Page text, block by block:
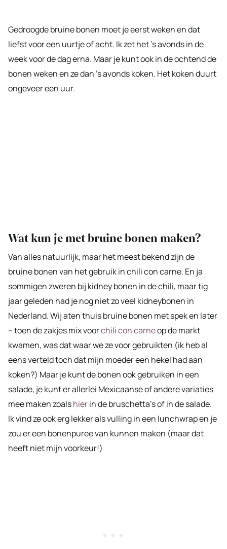
Gedroogde bruine bonen moet je eerst weken en dat
liefst voor een uurtje of acht. Ik zet het ’s avonds in de
week voor de dag erna. Maar je kunt ook in de ochtend de
bonen weken en ze dan ’s avonds koken. Het koken duurt
ongeveer een uur.
Wat kun je met bruine bonen maken?
Van alles natuurlijk, maar het meest bekend zijn de
bruine bonen van het gebruik in chili con carne. En ja
sommigen zweren bij kidney bonen in de chili, maar tig
jaar geleden had je nog niet zo veel kidneybonen in
Nederland. Wij aten thuis bruine bonen met spek en later
– toen de zakjes mix voorchili con carneop de markt
kwamen, was dat waar we ze voor gebruikten (ik heb al
eens verteld toch dat mijn moeder een hekel had aan
koken?) Maar je kunt de bonen ook gebruiken in een
salade, je kunt er allerlei Mexicaanse of andere variaties
mee maken zoalshierin de bruschetta’s of in de salade.
Ik vind ze ook erg lekker als vulling in een lunchwrap en je
zou er een bonenpuree van kunnen maken (maar dat
heeft niet mijn voorkeur!)